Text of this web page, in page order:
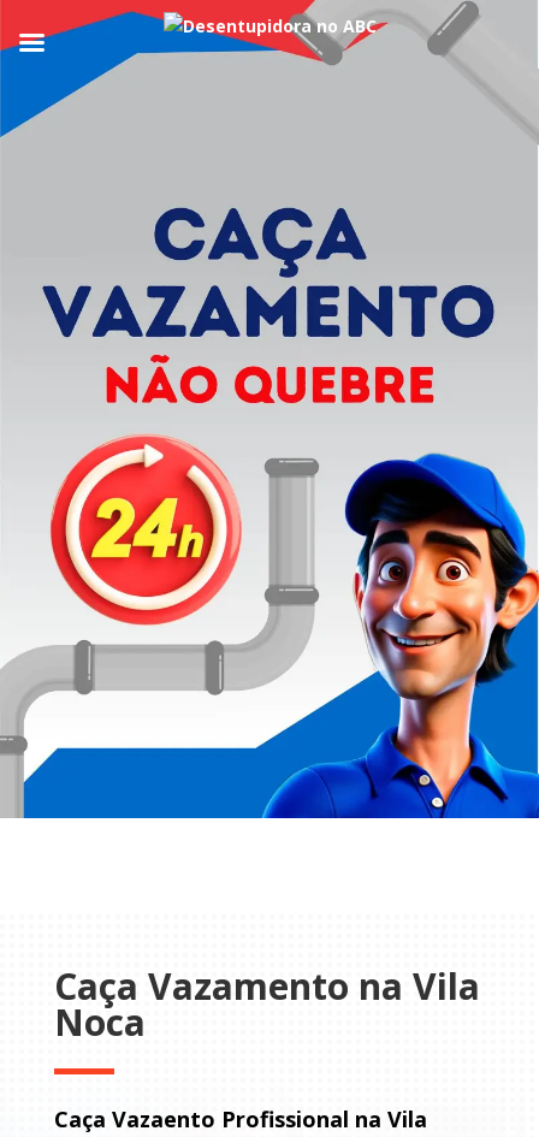
Caça Vazamento na Vila
Noca
Caça Vazaento Profissional na Vila